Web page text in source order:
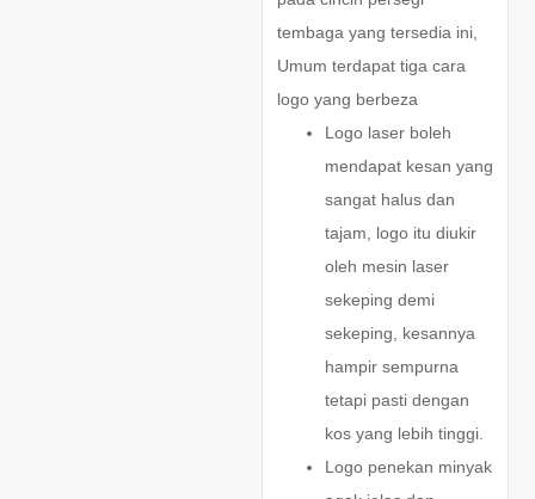
tembaga yang tersedia ini,
Umum terdapat tiga cara
logo yang berbeza
Logo laser boleh
mendapat kesan yang
sangat halus dan
tajam, logo itu diukir
oleh mesin laser
sekeping demi
sekeping, kesannya
hampir sempurna
tetapi pasti dengan
kos yang lebih tinggi.
Logo penekan minyak